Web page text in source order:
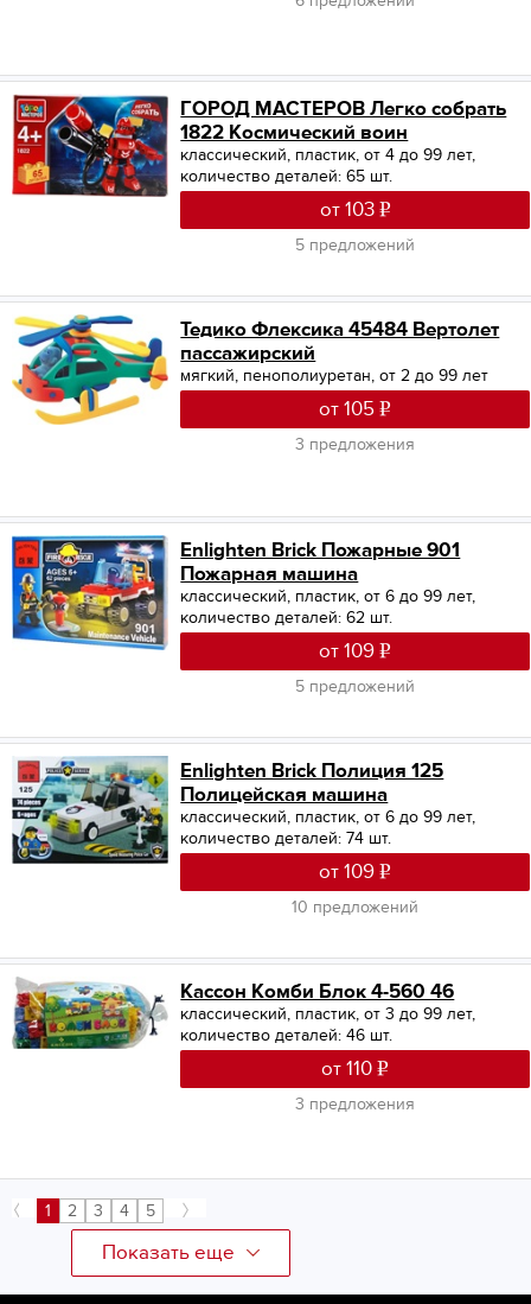
ГОРОД МАСТЕРОВ Легко собрать
1822 Космический воин
классический, пластик, от 4 до 99 лет,
количество деталей: 65 шт.
от 103
5 предложений
Тедико Флексика 45484 Вертолет
пассажирский
мягкий, пенополиуретан, от 2 до 99 лет
от 105
3 предложения
Enlighten Brick Пожарные 901
Пожарная машина
классический, пластик, от 6 до 99 лет,
количество деталей: 62 шт.
от 109
5 предложений
Enlighten Brick Полиция 125
Полицейская машина
классический, пластик, от 6 до 99 лет,
количество деталей: 74 шт.
от 109
10 предложений
Кассон Комби Блок 4-560 46
классический, пластик, от 3 до 99 лет,
количество деталей: 46 шт.
от 110
3 предложения
1 2 3 4 5
Показать еще